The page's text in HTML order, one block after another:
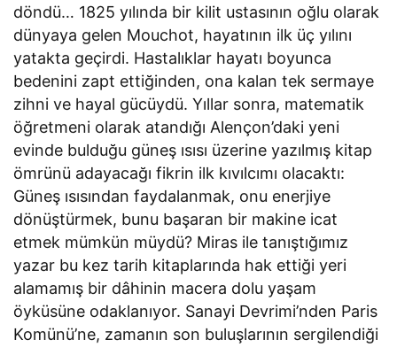
döndü… 1825 yılında bir kilit ustasının oğlu olarak
dünyaya gelen Mouchot, hayatının ilk üç yılını
yatakta geçirdi. Hastalıklar hayatı boyunca
bedenini zapt ettiğinden, ona kalan tek sermaye
zihni ve hayal gücüydü. Yıllar sonra, matematik
öğretmeni olarak atandığı Alençon’daki yeni
evinde bulduğu güneş ısısı üzerine yazılmış kitap
ömrünü adayacağı fikrin ilk kıvılcımı olacaktı:
Güneş ısısından faydalanmak, onu enerjiye
dönüştürmek, bunu başaran bir makine icat
etmek mümkün müydü? Miras ile tanıştığımız
yazar bu kez tarih kitaplarında hak ettiği yeri
alamamış bir dâhinin macera dolu yaşam
öyküsüne odaklanıyor. Sanayi Devrimi’nden Paris
Komünü’ne, zamanın son buluşlarının sergilendiği